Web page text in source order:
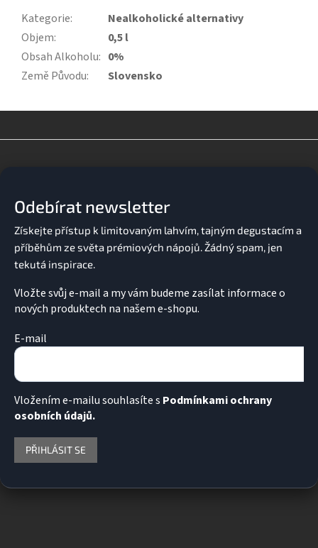
Kategorie:
Nealkoholické alternativy
Objem:
0,5 l
Obsah Alkoholu: 0%
Země Původu: Slovensko
Odebírat newsletter
Vložte svůj e-mail a my vám budeme zasílat informace o
nových produktech na našem e-shopu.
E-mail
Vložením e-mailu souhlasíte s Podmínkami ochrany
osobních údajů.
PŘIHLÁSIT SE